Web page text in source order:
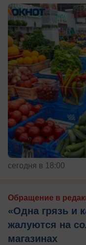
сегодня в 18:00
Обращение в
«Одна грязь и
жалуются на
магазинах